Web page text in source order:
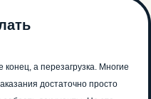
а перезагрузка. Многие
достаточно просто